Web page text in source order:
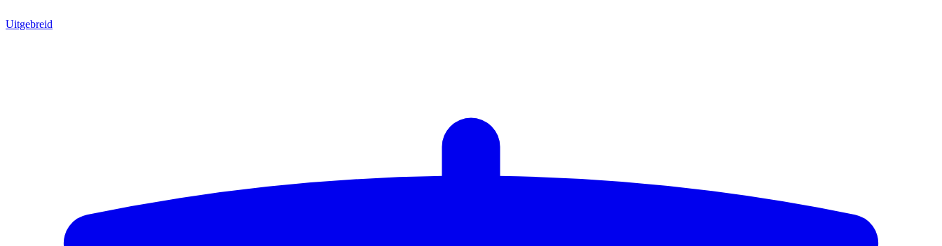
Uitgebreid